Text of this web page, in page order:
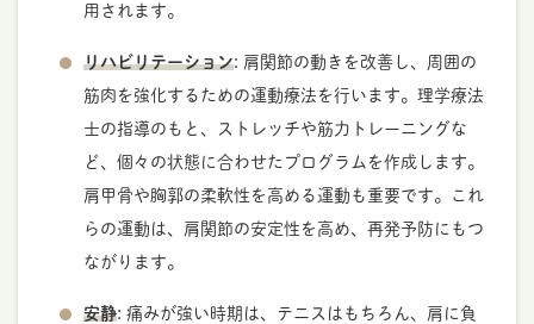
用されます。
リハビリテーション: 肩関節の動きを改善し、周囲の
筋肉を強化するための運動療法を行います。理学療法
士の指導のもと、ストレッチや筋力トレーニングな
ど、個々の状態に合わせたプログラムを作成します。
肩甲骨や胸郭の柔軟性を高める運動も重要です。これ
らの運動は、肩関節の安定性を高め、再発予防にもつ
ながります。
安静: 痛みが強い時期は、テニスはもちろん、肩に負